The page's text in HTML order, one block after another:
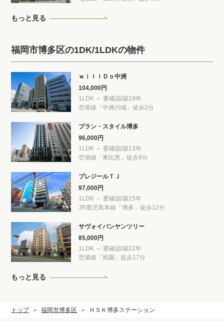
もっと見る
福岡市博多区の1DK/1LDKの物件
ｗｉｌｌＤｏ中洲
104,000円
1LDK ～ 要確認/築19年
空港線「中洲川端」徒歩2分
ブラン・スタイル博多
96,000円
1LDK ～ 要確認/築13年
空港線「東比恵」徒歩9分
プレジールＴＪ
97,000円
1LDK ～ 要確認/築15年
JR鹿児島本線「博多」徒歩12分
サヴォイバンヤンツリー
85,000円
1LDK ～ 要確認/築22年
空港線「祇園」徒歩17分
もっと見る
トップ 福岡市博多区 ＨＳＫ博多ステーション